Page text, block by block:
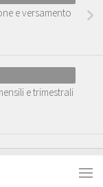
e versamento
e trimestrali